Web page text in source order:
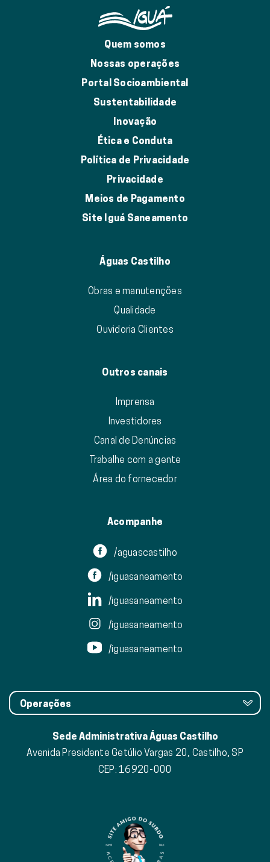
Quem somos
Nossas operações
Portal Socioambiental
Sustentabilidade
Inovação
Ética e Conduta
Política de Privacidade
Privacidade
Meios de Pagamento
Site Iguá Saneamento
Águas Castilho
Obras e manutenções
Qualidade
Ouvidoria Clientes
Outros canais
Imprensa
Investidores
Canal de Denúncias
Trabalhe com a gente
Área do fornecedor
Acompanhe
/aguascastilho
/iguasaneamento
/iguasaneamento
/iguasaneamento
/iguasaneamento
Operações
Sede Administrativa Águas Castilho
Avenida Presidente Getúlio Vargas 20, Castilho, SP
CEP: 16920-000